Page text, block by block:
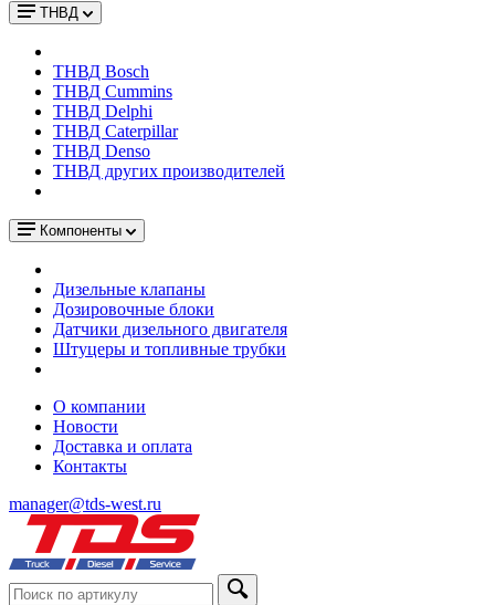
ТНВД
ТНВД Bosch
ТНВД Cummins
ТНВД Delphi
ТНВД Caterpillar
ТНВД Denso
ТНВД других производителей
Компоненты
Дизельные клапаны
Дозировочные блоки
Датчики дизельного двигателя
Штуцеры и топливные трубки
О компании
Новости
Доставка и оплата
Контакты
manager@tds-west.ru